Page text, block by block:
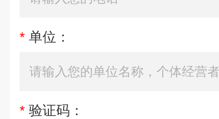
* 单位：
* 验证码：